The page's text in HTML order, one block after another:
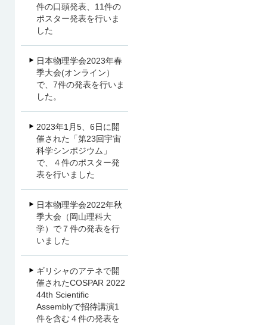
件の口頭発表、11件の
ポスター発表を行いま
した
日本物理学会2023年春
季大会(オンライン）
で、7件の発表を行いま
した。
2023年1月5、6日に開
催された「第23回宇宙
科学シンポジウム」
で、４件のポスター発
表を行いました
日本物理学会2022年秋
季大会（岡山理科大
学）で７件の発表を行
いました
ギリシャのアテネで開
催されたCOSPAR 2022
44th Scientific
Assemblyで招待講演1
件を含む４件の発表を